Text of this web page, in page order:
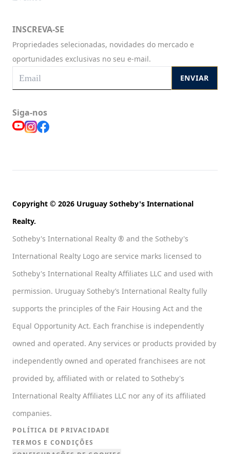
INSCREVA-SE
Propriedades selecionadas, novidades do mercado e
oportunidades exclusivas no seu e-mail.
ENVIAR
Siga-nos
Copyright © 2026 Uruguay Sotheby's International
Realty.
Sotheby's International Realty ® and the Sotheby's
International Realty Logo are service marks licensed to
Sotheby's International Realty Affiliates LLC and used with
permission. Uruguay Sotheby’s International Realty fully
supports the principles of the Fair Housing Act and the
Equal Opportunity Act. Each franchise is independently
owned and operated. Any services or products provided by
independently owned and operated franchisees are not
provided by, affiliated with or related to Sotheby's
International Realty Affiliates LLC nor any of its affiliated
companies.
POLÍTICA DE PRIVACIDADE
TERMOS E CONDIÇÕES